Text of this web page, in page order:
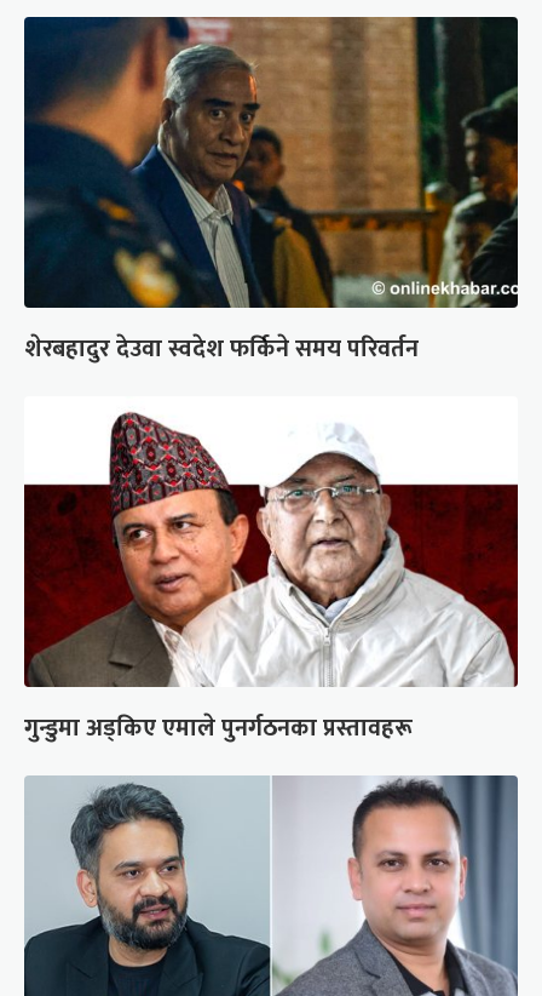
शेरबहादुर देउवा स्वदेश फर्किने समय परिवर्तन
गुन्डुमा अड्किए एमाले पुनर्गठनका प्रस्तावहरू